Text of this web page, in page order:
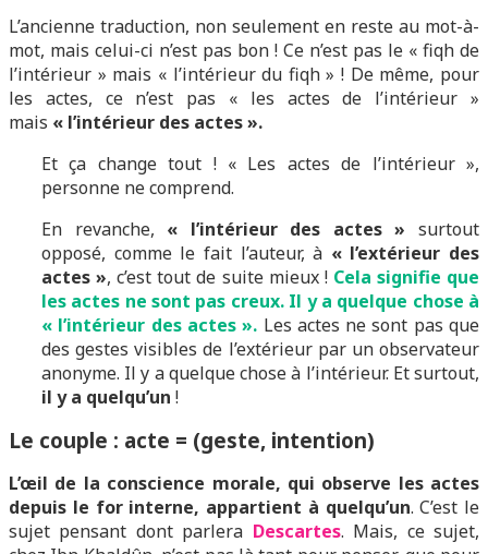
L’ancienne traduction, non seulement en reste au mot-à-
mot, mais celui-ci n’est pas bon ! Ce n’est pas le « fiqh de
l’intérieur » mais « l’intérieur du fiqh » ! De même, pour
les actes, ce n’est pas « les actes de l’intérieur »
mais « l’intérieur des actes ».
Et ça change tout ! « Les actes de l’intérieur »,
personne ne comprend.
En revanche, « l’intérieur des actes » surtout
opposé, comme le fait l’auteur, à « l’extérieur des
actes », c’est tout de suite mieux ! Cela signifie que
les actes ne sont pas creux. Il y a quelque chose à
« l’intérieur des actes ». Les actes ne sont pas que
des gestes visibles de l’extérieur par un observateur
anonyme. Il y a quelque chose à l’intérieur. Et surtout,
il y a quelqu’un !
Le couple : acte = (geste, intention)
L’œil de la conscience morale, qui observe les actes
depuis le for interne, appartient à quelqu’un. C’est le
sujet pensant dont parlera Descartes. Mais, ce sujet,